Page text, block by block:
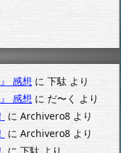
感想に下駄より
感想にだ〜く より
に Archivero8 より
に Archivero8より